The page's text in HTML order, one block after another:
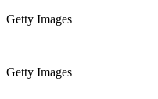
Getty Images
Getty Images